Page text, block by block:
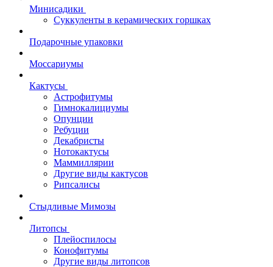
Минисадики
Суккуленты в керамических горшках
Подарочные упаковки
Моссариумы
Кактусы
Астрофитумы
Гимнокалициумы
Опунции
Ребуции
Декабристы
Нотокактусы
Маммиллярии
Другие виды кактусов
Рипсалисы
Стыдливые Мимозы
Литопсы
Плейоспилосы
Конофитумы
Другие виды литопсов